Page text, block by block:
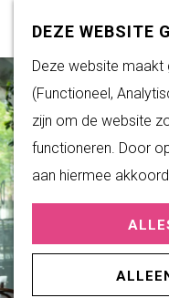
DEZE WEBSITE
Deze website maakt
(Functioneel,
zijn om de website
functioneren. Door
aan hiermee
G
a
n
a
a
r
d
e
h
Z
e
k